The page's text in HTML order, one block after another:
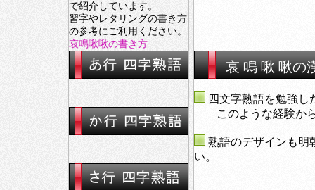
で紹介しています。
習字やレタリングの書き方
の参考にご利用ください。
哀鳴啾啾の書き方
哀 鳴 啾 啾
四文字熟語を勉強
このような経験から
熟語のデザインも明
い。